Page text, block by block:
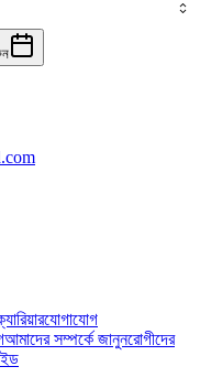
যোগাযোগ
আমাদের সম্পর্কে জানুনরোগীদের